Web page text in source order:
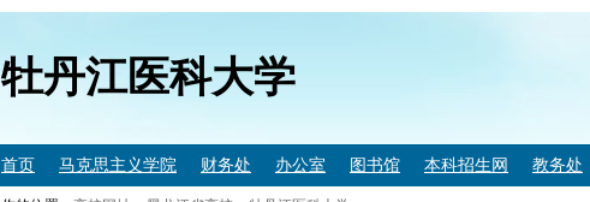
牡丹江医科大学
首页 马克思主义学院 财务处 办公室 图书馆 本科招生网 教务处